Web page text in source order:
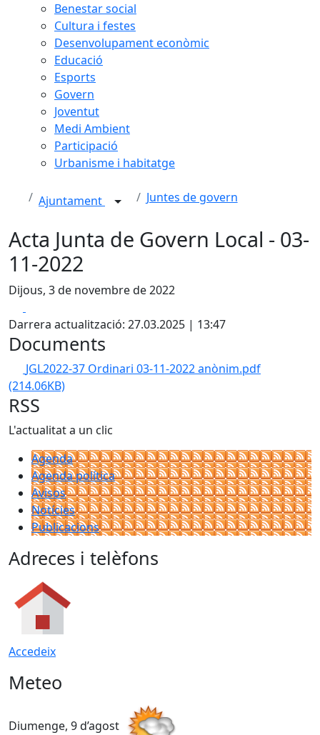
Benestar social
Cultura i festes
Desenvolupament econòmic
Educació
Esports
Govern
Joventut
Medi Ambient
Participació
Urbanisme i habitatge
Ajuntament Juntes de govern
Acta Junta de Govern Local - 03-
11-2022
Dijous, 3 de novembre de 2022
Darrera actualització: 27.03.2025 | 13:47
Documents
JGL2022-37 Ordinari 03-11-2022 anònim.pdf
(214.06KB)
RSS
L'actualitat a un clic
Agenda
Agenda política
Avisos
Notícies
Publicacions
Adreces i telèfons
Accedeix
Meteo
Diumenge, 9 d’agost